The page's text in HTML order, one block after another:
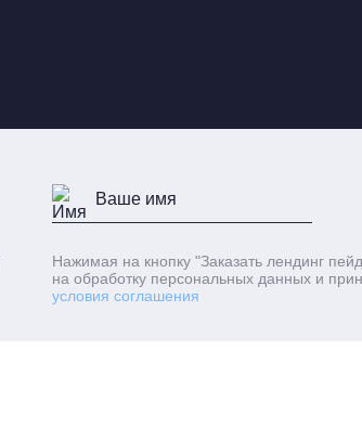
Нажимая на кнопку "Заказать лендинг
на обработку персональных данных и
условия соглашения